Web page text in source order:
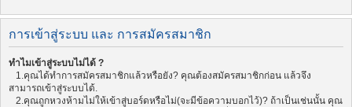
การเข้าสู่ระบบ และ การสมัครสมาชิก
ทำไมเข้าสู่ระบบไม่ได้ ?
1.คุณได้ทำการสมัครสมาชิกแล้วหรือยัง? คุณต้องสมัครสมาชิกก่อน แล้วจึง
สามารถเข้าสู่ระบบได้.
2.คุณถูกหวงห้ามไม่ให้เข้าสู่บอร์ดหรือไม่(จะมีข้อความบอกไว้)? ถ้าเป็นเช่นนั้น คุณ